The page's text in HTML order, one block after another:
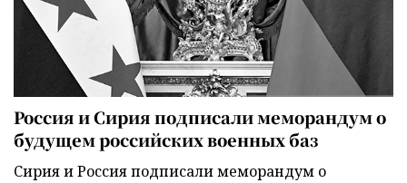
Россия и Сирия подписали меморандум о
будущем российских военных баз
Сирия и Россия подписали меморандум о